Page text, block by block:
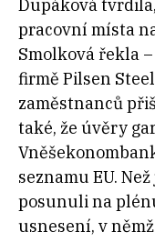
Dupáková
pracovní místa
Smolková řekla –
firmě Pilsen
zaměstnanců
také, že úvěry
seznamu EU.
posunuli na
usnesení, v